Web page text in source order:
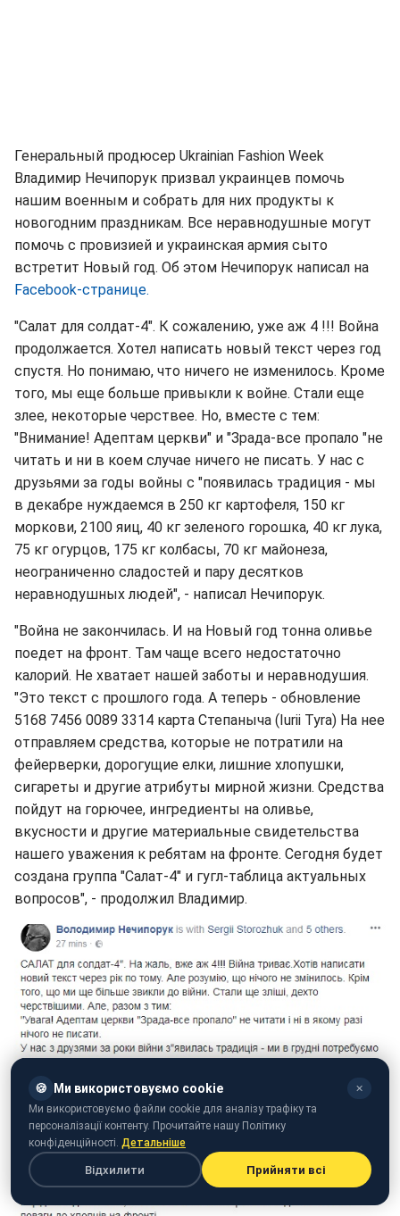
Генеральный продюсер Ukrainian Fashion Week
Владимир Нечипорук призвал украинцев помочь
нашим военным и собрать для них продукты к
новогодним праздникам. Все неравнодушные могут
помочь с провизией и украинская армия сыто
встретит Новый год. Об этом Нечипорук написал на
Facebook-странице.
"Салат для солдат-4". К сожалению, уже аж 4 !!! Война
продолжается. Хотел написать новый текст через год
спустя. Но понимаю, что ничего не изменилось. Кроме
того, мы еще больше привыкли к войне. Стали еще
злее, некоторые черствее. Но, вместе с тем:
"Внимание! Адептам церкви" и "Зрада-все пропало "не
читать и ни в коем случае ничего не писать. У нас с
друзьями за годы войны с "появилась традиция - мы
в декабре нуждаемся в 250 кг картофеля, 150 кг
моркови, 2100 яиц, 40 кг зеленого горошка, 40 кг лука,
75 кг огурцов, 175 кг колбасы, 70 кг майонеза,
неограниченно сладостей и пару десятков
неравнодушных людей", - написал Нечипорук.
"Война не закончилась. И на Новый год тонна оливье
поедет на фронт. Там чаще всего недостаточно
калорий. Не хватает нашей заботы и неравнодушия.
"Это текст с прошлого года. А теперь - обновление
5168 7456 0089 3314 карта Степаныча (Iurii Tyra) На нее
отправляем средства, которые не потратили на
фейерверки, дорогущие елки, лишние хлопушки,
сигареты и другие атрибуты мирной жизни. Средства
пойдут на горючее, ингредиенты на оливье,
вкусности и другие материальные свидетельства
нашего уважения к ребятам на фронте. Сегодня будет
создана группа "Салат-4" и гугл-таблица актуальных
вопросов", - продолжил Владимир.
🍪 Ми використовуємо cookie ✕
Ми використовуємо файли cookie для аналізу трафіку та
персоналізації контенту. Прочитайте нашу Політику
конфіденційності. Детальніше
Відхилити Прийняти всі